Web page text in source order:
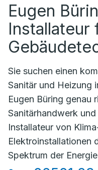
Eugen
Installateur
Sie suchen einen
Sanitär und Heizung
Eugen Büring genau
Sanitärhandwerk
Installateur von
Elektroinstallationen
Spektrum der